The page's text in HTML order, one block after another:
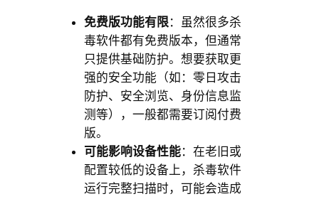
免费版功能有限：虽然很多杀
毒软件都有免费版本，但通常
只提供基础防护。想要获取更
强的安全功能（如：零日攻击
防护、安全浏览、身份信息监
测等），一般都需要订阅付费
版。
可能影响设备性能：在老旧或
配置较低的设备上，杀毒软件
运行完整扫描时，可能会造成